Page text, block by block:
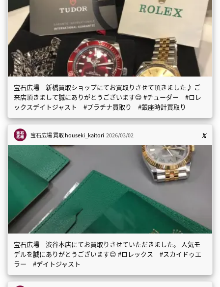
宝石広場 新橋買取ショップにてお買取りさせて頂きました♪ ご
来店頂きまして誠にありがとうございます😊 #チューダー #ロレ
ックスデイトジャスト #プラチナ買取り #銀座時計買取り
宝石広場 買取houseki_kaitori 2026/03/02
宝石広場 渋谷本店にてお買取りさせていただきました。 人気モ
デルを誠にありがとうございます😊 #ロレックス #スカイドゥエ
ラー #デイトジャスト